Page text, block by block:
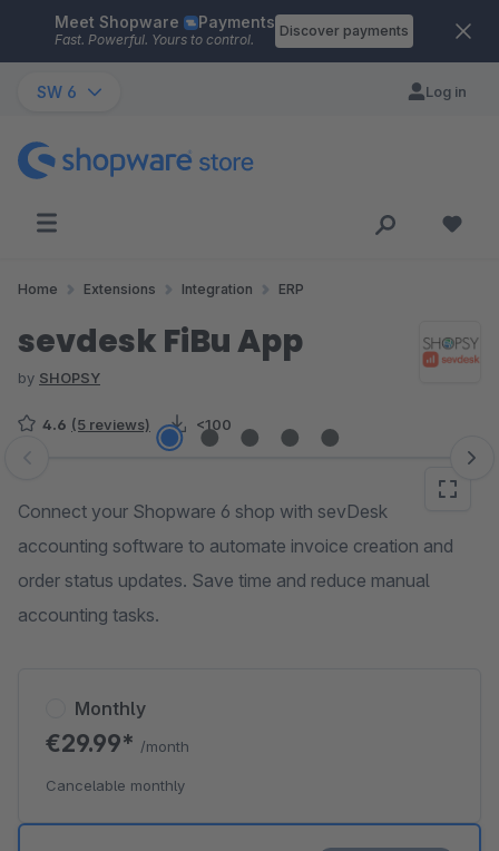
Skip to main content
Meet Shopware Payments
Fast. Powerful. Yours to control.
Discover payments
SW 6 Log in
Home Extensions Integration ERP
sevdesk FiBu App
by SHOPSY
4.6 (5 reviews) <100
Skip image gallery
Connect your Shopware 6 shop with sevDesk
accounting software to automate invoice creation and
order status updates. Save time and reduce manual
accounting tasks.
Monthly
€29.99* /month
Cancelable monthly